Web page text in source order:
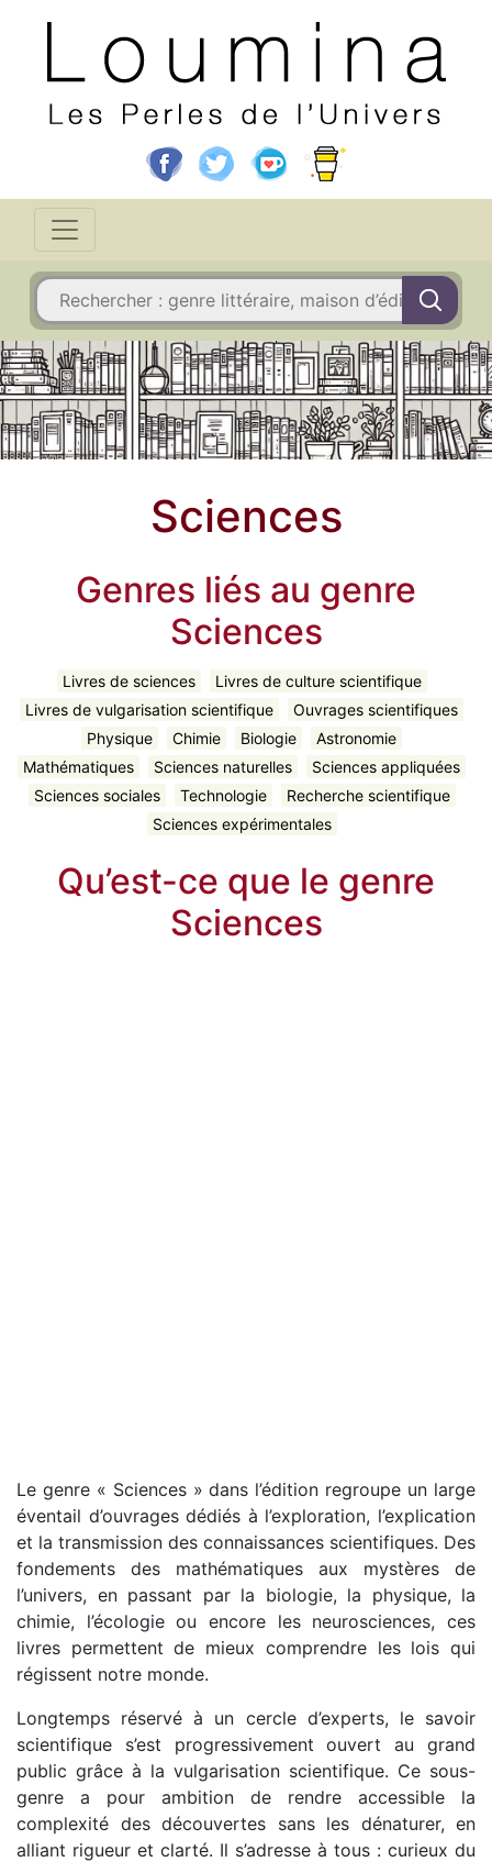
Sciences
Genres liés au genre
Sciences
Livres de sciences
Livres de culture scientifique
Livres de vulgarisation scientifique
Ouvrages scientifiques
Physique
Chimie Biologie
Astronomie
Mathématiques
Sciences naturelles
Sciences appliquées
Sciences sociales
Technologie
Recherche scientifique
Sciences expérimentales
Qu’est-ce que le genre
Sciences
Le genre « Sciences » dans l’édition regroupe un large
éventail d’ouvrages dédiés à l’exploration, l’explication
et la transmission des connaissances scientifiques. Des
fondements des mathématiques aux mystères de
l’univers, en passant par la biologie, la physique, la
chimie, l’écologie ou encore les neurosciences, ces
livres permettent de mieux comprendre les lois qui
régissent notre monde.
Longtemps réservé à un cercle d’experts, le savoir
scientifique s’est progressivement ouvert au grand
public grâce à la vulgarisation scientifique. Ce sous-
genre a pour ambition de rendre accessible la
complexité des découvertes sans les dénaturer, en
alliant rigueur et clarté. Il s’adresse à tous : curieux du